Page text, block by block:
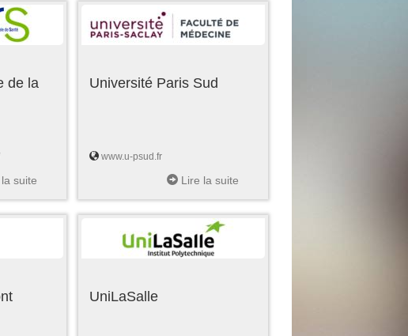
de la
suite
Université Paris Sud
www.u-psud.fr
Lire la suite
UniLaSalle